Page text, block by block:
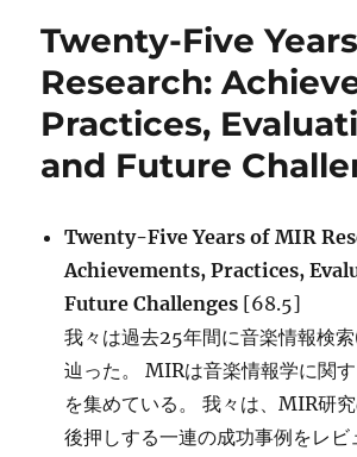
ー
に
Twenty-Five
Research:
Practices,
and Future
Twenty-Five Years of MIR
Achievements, Practices,
Future Challenges [68.5]
我々は過去25年間に音楽情報検
辿った。 MIRは音楽情報学に関
を集めている。 我々は、MIR研
後押しする一連の成功事例をレビ